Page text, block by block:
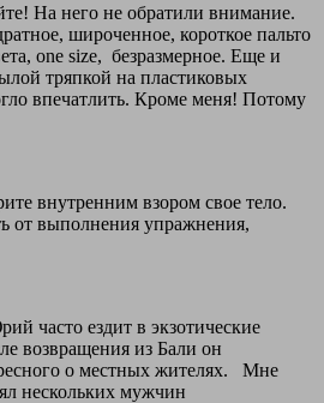
На него не обратили внимание.
широченное, короткое пальто
one size, безразмерное. Еще и
тряпкой на пластиковых
впечатлить. Кроме меня! Потому
внутренним взором свое тело.
от выполнения упражнения,
часто ездит в экзотические
возвращения из Бали он
о местных жителях. Мне
нескольких мужчин